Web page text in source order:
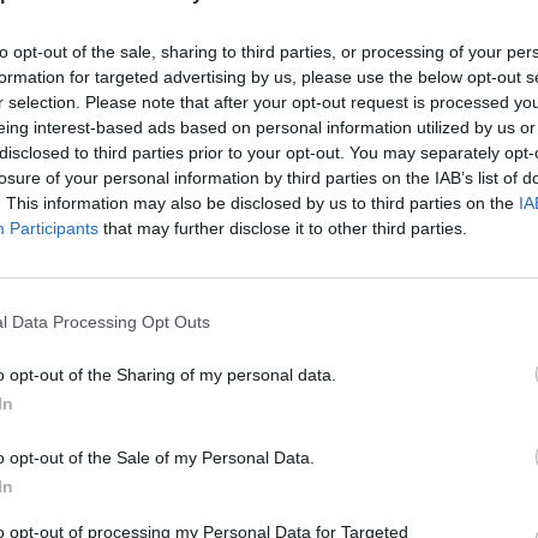
opt-out of the sale, sharing to third parties, or processing of your
for targeted advertising by us, please use the below opt-out
selection. Please note that after your opt-out request is processed
interest-based ads based on personal information utilized by us
to third parties prior to your opt-out. You may separately
of your personal information by third parties on the IAB’s list of
This information may also be disclosed by us to third parties on the
Participants that may further disclose it to other third parties.
Data Processing Opt Outs
opt-out of the Sharing of my personal data.
opt-out of the Sale of my Personal Data.
opt-out of processing my Personal Data for Targeted
– Cirrus (Ci) Krioszféra